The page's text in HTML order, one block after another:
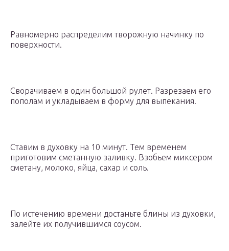
Равномерно распределим творожную начинку по
поверхности.
Сворачиваем в один большой рулет. Разрезаем его
пополам и укладываем в форму для выпекания.
Ставим в духовку на 10 минут. Тем временем
приготовим сметанную заливку. Взобьем миксером
сметану, молоко, яйца, сахар и соль.
По истечению времени достаньте блины из духовки,
залейте их получившимся соусом.